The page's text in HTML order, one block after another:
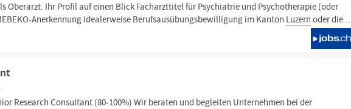
Oberarzt. Ihr Profil auf einen Blick Facharzttitel für Psychiatrie und Psychotherapie (oder
Anerkennung Idealerweise Berufsausübungsbewilligung im Kanton Luzern oder die...
Research Consultant (80-100%) Wir beraten und begleiten Unternehmen bei der